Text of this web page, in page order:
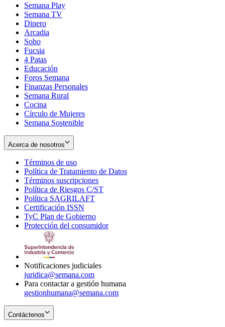
Semana Play
Semana TV
Dinero
Arcadia
Soho
in
new
window
Fucsia
in
new
window
4 Patas
Educación
Foros Semana
Finanzas Personales
Semana Rural
Cocina
Círculo de Mujeres
Semana Sostenible
Acerca de nosotros
Términos de uso
in
new
window
Política de Tratamiento de Datos
Términos suscripciones
in
Política de Riesgos C/ST
Política SAGRILAFT
new
window
Certificación ISSN
in
new
TyC Plan de Gobierno
in
Protección del consumidorOpens
Notificaciones judiciales
juridica@semana.com
Para contactar a gestión humana
gestionhumana@semana.com
Contáctenos